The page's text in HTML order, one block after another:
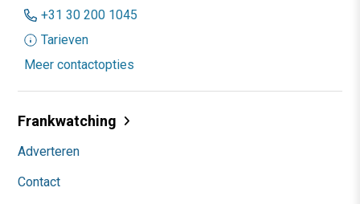
+31 30 200 1045
Tarieven
Meer contactopties
Frankwatching
Adverteren
Contact